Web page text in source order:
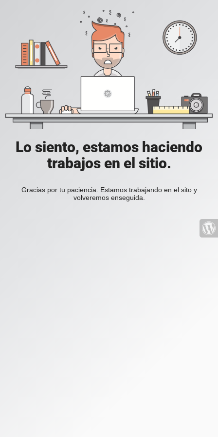
Lo siento, estamos haciendo
trabajos en el sitio.
Gracias por tu paciencia. Estamos trabajando en el sito y
volveremos enseguida.